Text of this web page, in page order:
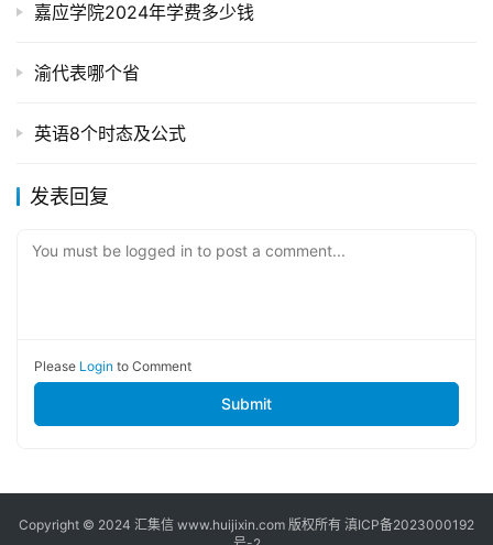
嘉应学院2024年学费多少钱
渝代表哪个省
英语8个时态及公式
发表回复
You must be logged in to post a comment...
Please Login to Comment
Submit
Copyright © 2024 汇集信 www.huijixin.com 版权所有 滇ICP备2023000192